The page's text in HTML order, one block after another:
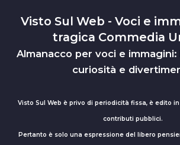
Visto Sul Web - Voci e
tragica Commedia
Almanacco per voci e
curiosità e
Visto Sul Web è privo di periodicità fissa, è edito
contributi pubblici.
Pertanto è solo una espressione del libero